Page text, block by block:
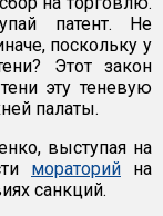
патент. Не
поскольку у
Этот закон
эту теневую
палаты.
выступая на
мораторий на
санкций.